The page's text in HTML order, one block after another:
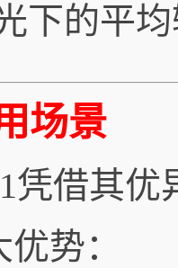
下的平
场景
凭借其
势：